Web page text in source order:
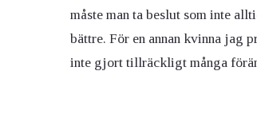
måste man ta beslut som inte
bättre. För en annan kvinna jag
inte gjort tillräckligt många